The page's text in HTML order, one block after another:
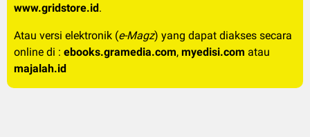
www.gridstore.id.
Atau versi elektronik (e-Magz) yang dapat diakses secara
online di : ebooks.gramedia.com, myedisi.com atau
majalah.id